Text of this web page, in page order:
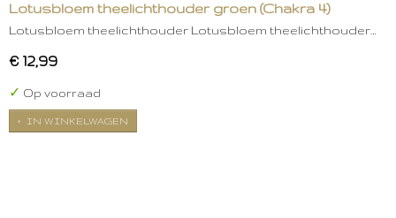
Lotusbloem theelichthouder groen (Chakra 4)
Lotusbloem theelichthouder Lotusbloem theelichthouder…
€ 12,99
✓ Op voorraad
IN WINKELWAGEN